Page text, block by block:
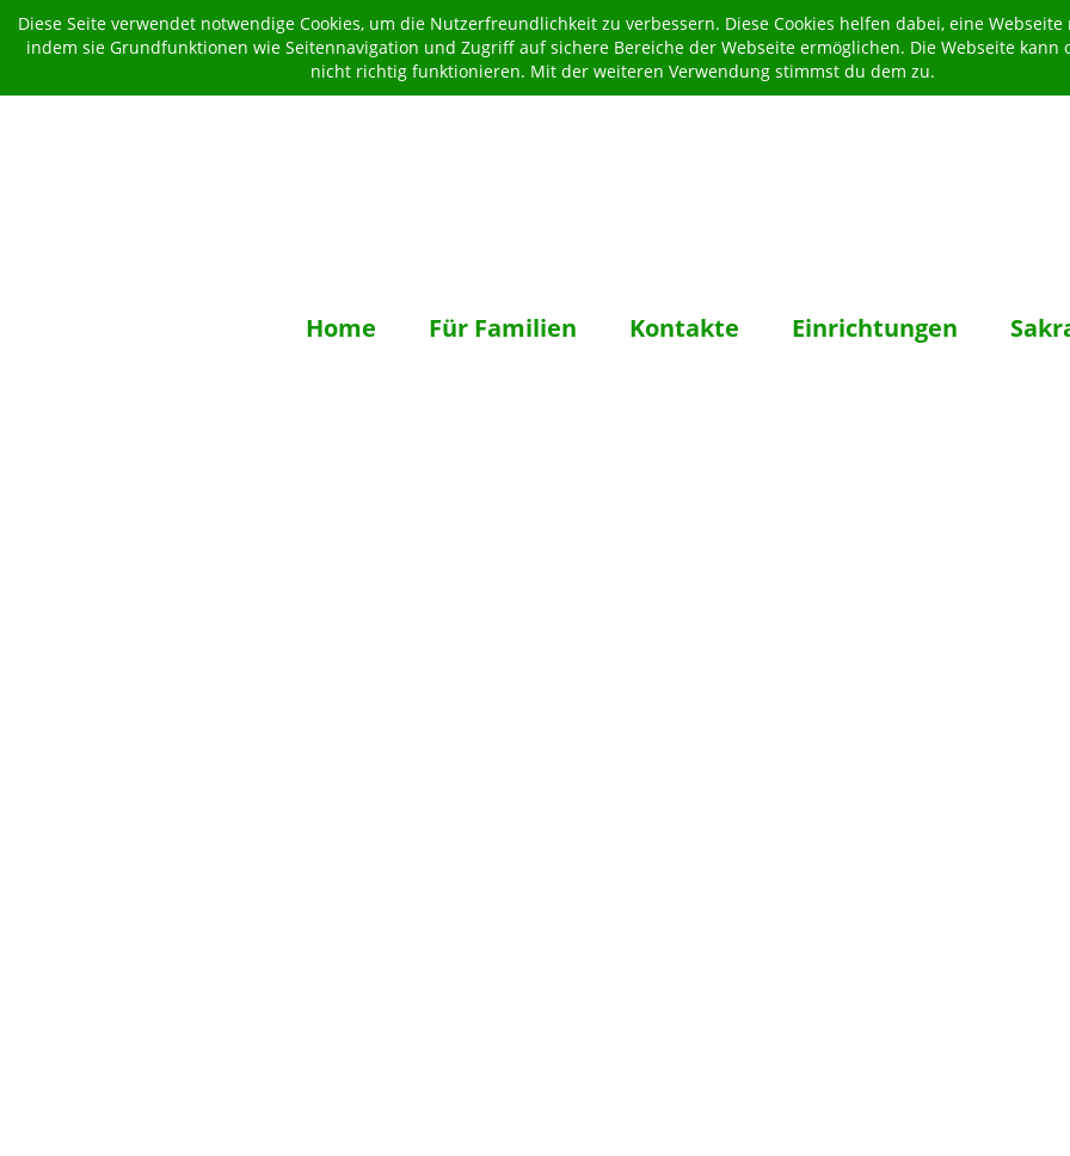
Home Für Familien Kontakte Einrichtungen
Diese Seite verwendet notwendige Cookies, um die Nutzerfreundlichkeit zu verbessern. Diese Cookies helfen dabei, eine
indem sie Grundfunktionen wie Seitennavigation und Zugriff auf sichere Bereiche der Webseite ermöglichen. Die Webseite kann
nicht richtig funktionieren. Mit der weiteren Verwendung stimmst du dem zu.